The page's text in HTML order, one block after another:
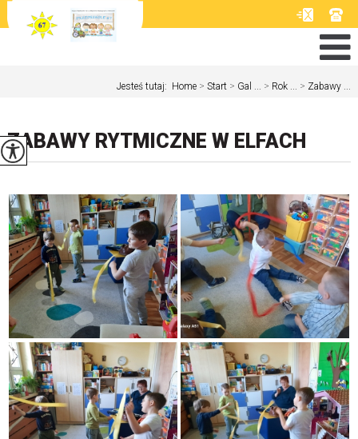
Jesteś tutaj: Home > Start > Gal ... > Rok ... > Zabawy ...
ZABAWY RYTMICZNE W ELFACH